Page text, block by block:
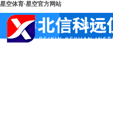
星空体育·星空官方网站
首页 公司产品